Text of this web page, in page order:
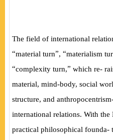
The field of international
“material turn”, “materialism
“complexity turn,” which re-
material, mind-body, social
structure, and
international relations. With
practical philosophical founda-